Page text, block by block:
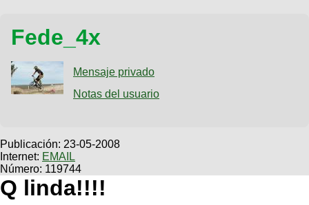
tu foto
Galeria
XC
Viajes
Descenso
SUBÃ
tu
Buscar
Ultimos
Fotos
BicicleterÃ­
as
Bicicletas
Tandem
Videos
Cicloturismo
Fede_4x
Mensaje privado
Notas del usuario
Publicación: 23-05-2008
Internet: EMAIL
Número: 119744
Q linda!!!!